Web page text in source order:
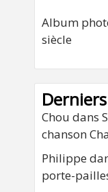
Album
siècle
Chou dans
chanson
Philippe
porte-